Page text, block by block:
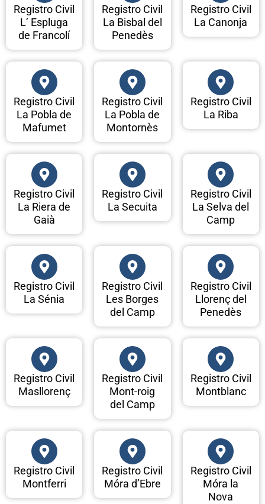
Registro Civil
L’ Espluga
de Francolí
Registro Civil
La Bisbal del
Penedès
Registro Civil
La Canonja
Registro Civil
La Pobla de
Mafumet
Registro Civil
La Pobla de
Montornès
Registro Civil
La Riba
Registro Civil
La Riera de
Gaià
Registro Civil
La Secuita
Registro Civil
La Selva del
Camp
Registro Civil
La Sénia
Registro Civil
Les Borges
del Camp
Registro Civil
Llorenç del
Penedès
Registro Civil
Masllorenç
Registro Civil
Mont-roig
del Camp
Registro Civil
Montblanc
Registro Civil
Montferri
Registro Civil
Móra d’Ebre
Registro Civil
Móra la
Nova